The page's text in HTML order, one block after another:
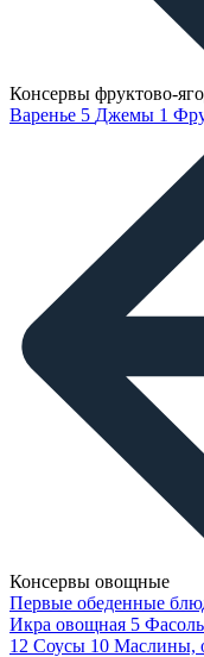
Консервы фруктово-
Варенье 5 Джемы 1
Консервы овощные
Первые обеденные
Икра овощная 5 Фасоль
12 Соусы 10 Маслины,